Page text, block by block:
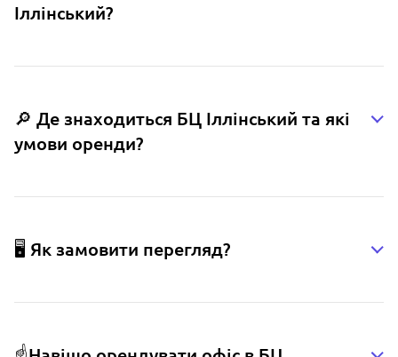
Іллінський?
🔎 Де знаходиться БЦ Іллінський та які
умови оренди?
🖥️ Як замовити перегляд?